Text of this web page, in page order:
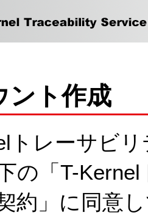
ント作成
トレーサビ
の「T-
約」に同意